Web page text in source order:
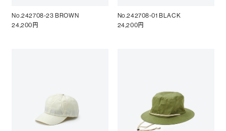
No.242708-23 BROWN
24,200円
No.242708-01 BLACK
24,200円